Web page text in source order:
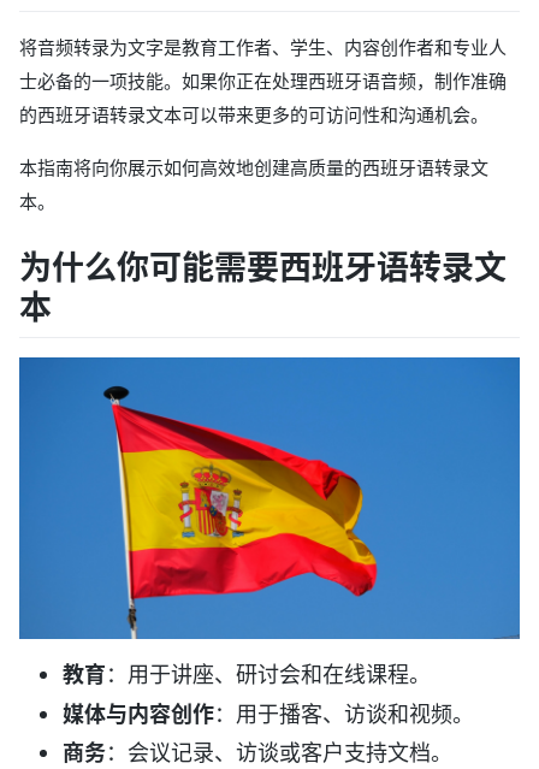
将音频转录为文字是教育工作者、学生、内容创作者和专业人
士必备的一项技能。如果你正在处理西班牙语音频，制作准确
的西班牙语转录文本可以带来更多的可访问性和沟通机会。
本指南将向你展示如何高效地创建高质量的西班牙语转录文
本。
为什么你可能需要西班牙语转录文
本
教育：用于讲座、研讨会和在线课程。
媒体与内容创作：用于播客、访谈和视频。
商务：会议记录、访谈或客户支持文档。